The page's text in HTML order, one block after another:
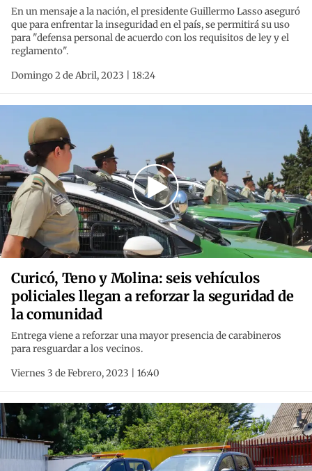
En un mensaje a la nación, el presidente Guillermo Lasso aseguró
que para enfrentar la inseguridad en el país, se permitirá su uso
para "defensa personal de acuerdo con los requisitos de ley y el
reglamento".
Domingo 2 de Abril, 2023 | 18:24
Curicó, Teno y Molina: seis vehículos
policiales llegan a reforzar la seguridad de
la comunidad
Entrega viene a reforzar una mayor presencia de carabineros
para resguardar a los vecinos.
Viernes 3 de Febrero, 2023 | 16:40